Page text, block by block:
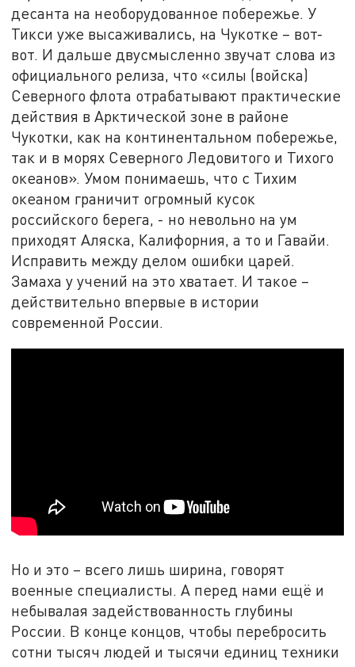
десанта на необорудованное побережье. У
Тикси уже высаживались, на Чукотке – вот-
вот. И дальше двусмысленно звучат слова из
официального релиза, что «силы (войска)
Северного флота отрабатывают практические
действия в Арктической зоне в районе
Чукотки, как на континентальном побережье,
так и в морях Северного Ледовитого и Тихого
океанов». Умом понимаешь, что с Тихим
океаном граничит огромный кусок
российского берега, - но невольно на ум
приходят Аляска, Калифорния, а то и Гавайи.
Исправить между делом ошибки царей.
Замаха у учений на это хватает. И такое –
действительно впервые в истории
современной России.
Но и это – всего лишь ширина, говорят
военные специалисты. А перед нами ещё и
небывалая задействованность глубины
России. В конце концов, чтобы перебросить
сотни тысяч людей и тысячи единиц техники